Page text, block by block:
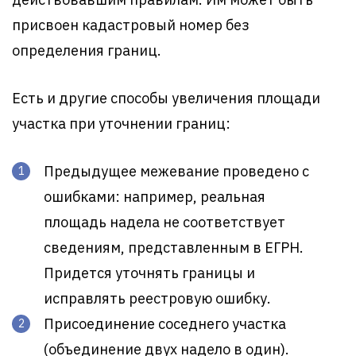
присвоен кадастровый номер без
определения границ.
Есть и другие способы увеличения площади
участка при уточнении границ:
Предыдущее межевание проведено с
ошибками: например, реальная
площадь надела не соответствует
сведениям, представленным в ЕГРН.
Придется уточнять границы и
исправлять реестровую ошибку.
Присоединение соседнего участка
(объединение двух надело в один).